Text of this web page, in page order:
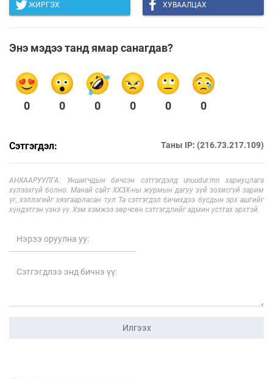
ЖИРГЭХ ХУВААЛЦАХ
Энэ мэдээ танд ямар санагдав?
0 0 0 0 0 0
Сэтгэгдэл: Таны IP: (216.73.217.109)
АНХААРУУЛГА: Уншигчдын бичсэн сэтгэгдэлд unuudur.mn хариуцлага
хүлээхгүй болно. Манай сайт ХХЗХ-ны журмын дагуу зүй зохисгүй зарим
үг, хэллэгийг хязгаарласан тул Та сэтгэгдэл бичихдээ бусдын эрх ашгийг
хүндэтгэн үзнэ үү. Хэм хэмжээ зөрчсөн сэтгэгдлийг админ устгах эрхтэй.
Илгээх